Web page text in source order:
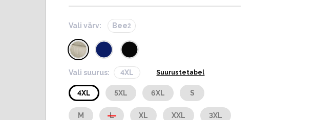
Vali värv: Beež
Vali suurus: 4XL Suurustetabel
4XL 5XL 6XL S
M L XL XXL 3XL